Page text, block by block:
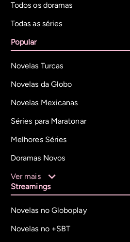
Todos os doramas
Todas as séries
Popular
Novelas Turcas
Novelas da Globo
Novelas Mexicanas
Séries para Maratonar
Melhores Séries
Doramas Novos
Ver mais
Streamings
Novelas no Globoplay
Novelas no +SBT